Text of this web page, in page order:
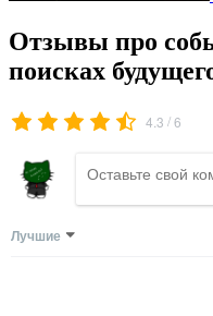
Отзывы про
поисках
4.3 /6
Лучшие